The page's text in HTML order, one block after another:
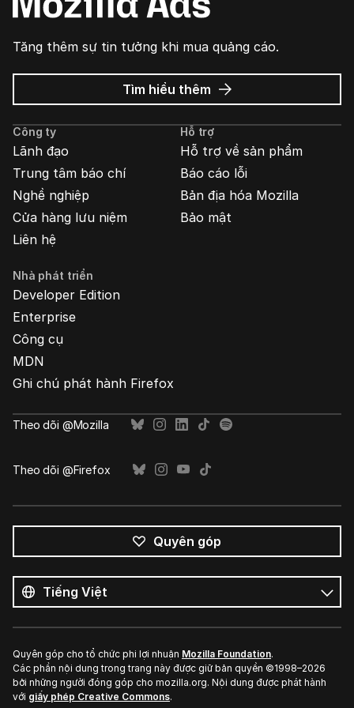
Tăng thêm sự tin tưởng khi mua quảng cáo.
Tìm hiểu thêm về
Quảng
cáo
Công ty
Lãnh đạo
Trung tâm báo chí
Nghề nghiệp
Cửa hàng lưu niệm
Liên hệ
Hỗ trợ
Hỗ trợ về sản phẩm
Báo cáo lỗi
Bản địa hóa Mozilla
Bảo mật
Nhà phát triển
Developer Edition
Enterprise
Công cụ
MDN
Ghi chú phát hành Firefox
Theo dõi @Mozilla
Theo dõi @Firefox
Quyên góp
cả
ngôn
ngữ
Ngôn
ngữ
Quyên góp cho tổ chức phi lợi nhuận Mozilla Foundation.
Các phần nội dung trong trang này được giữ bản quyền ©1998–2026
bởi những người đóng góp cho mozilla.org. Nội dung được phát hành
với giấy phép Creative Commons.